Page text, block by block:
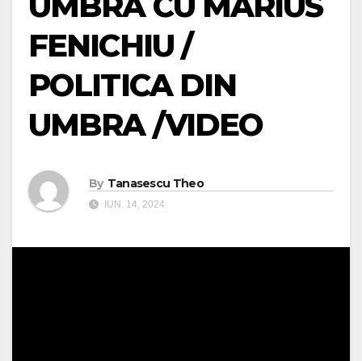
FENICHIU /
POLITICA DIN
UMBRA /VIDEO
By Tanasescu Theo
IUN. 14, 2024